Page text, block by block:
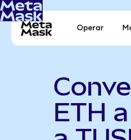
Operar
ETH